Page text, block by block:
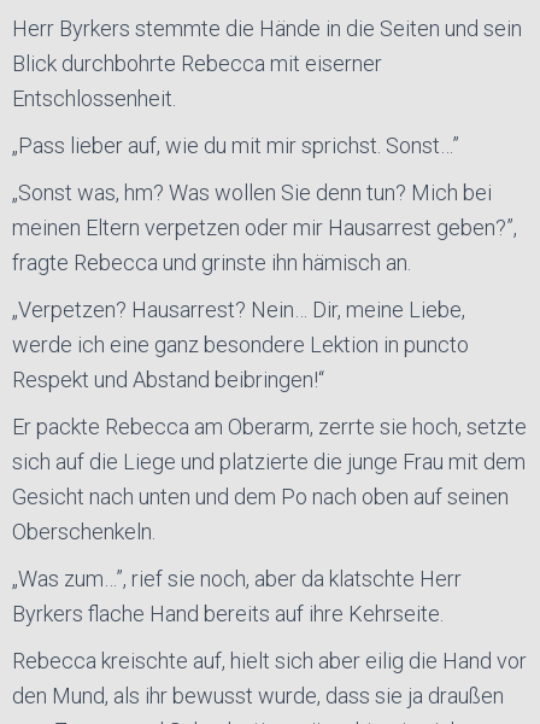
Herr Byrkers stemmte die Hände in die Seiten und sein
Blick durchbohrte Rebecca mit eiserner
Entschlossenheit.
„Pass lieber auf, wie du mit mir sprichst. Sonst…”
„Sonst was, hm? Was wollen Sie denn tun? Mich bei
meinen Eltern verpetzen oder mir Hausarrest geben?”,
fragte Rebecca und grinste ihn hämisch an.
„Verpetzen? Hausarrest? Nein… Dir, meine Liebe,
werde ich eine ganz besondere Lektion in puncto
Respekt und Abstand beibringen!“
Er packte Rebecca am Oberarm, zerrte sie hoch, setzte
sich auf die Liege und platzierte die junge Frau mit dem
Gesicht nach unten und dem Po nach oben auf seinen
Oberschenkeln.
„Was zum…”, rief sie noch, aber da klatschte Herr
Byrkers flache Hand bereits auf ihre Kehrseite.
Rebecca kreischte auf, hielt sich aber eilig die Hand vor
den Mund, als ihr bewusst wurde, dass sie ja draußen